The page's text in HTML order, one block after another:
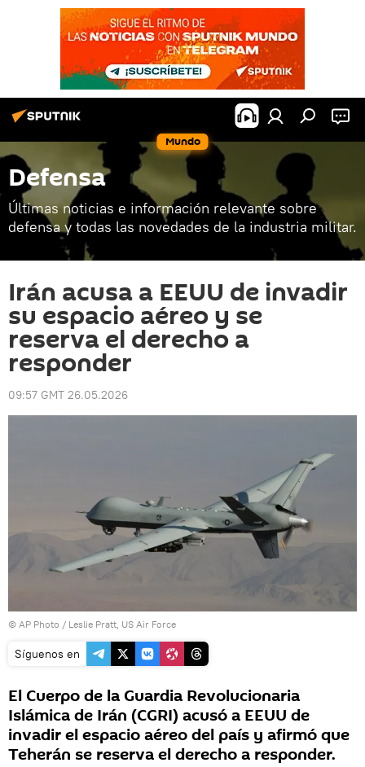
Mundo
Defensa
Últimas noticias e información relevante sobre
defensa y todas las novedades de la industria militar.
Irán acusa a EEUU de invadir
su espacio aéreo y se
reserva el derecho a
responder
09:57 GMT 26.05.2026
© AP Photo / Leslie Pratt, US Air Force
Síguenos en
El Cuerpo de la Guardia Revolucionaria
Islámica de Irán (CGRI) acusó a EEUU de
invadir el espacio aéreo del país y afirmó que
Teherán se reserva el derecho a responder.